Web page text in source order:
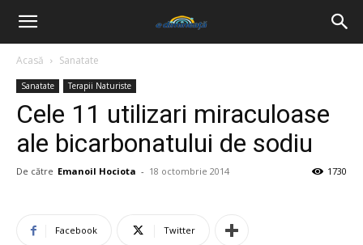
Acasă Sanatate
Sanatate Terapii Naturiste
Cele 11 utilizari miraculoase
ale bicarbonatului de sodiu
De către Emanoil Hociota - 18 octombrie 2014 1730
Facebook Twitter